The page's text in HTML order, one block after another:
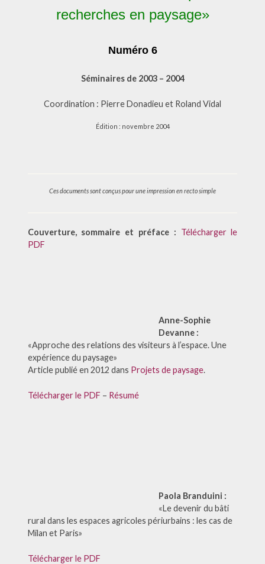
recherches en paysage»
Numéro 6
Séminaires de 2003 – 2004
Coordination : Pierre Donadieu et Roland Vidal
Édition : novembre 2004
Ces documents sont conçus pour une impression en recto simple
Couverture, sommaire et préface : Télécharger le
PDF
Anne-Sophie
Devanne :
«Approche des relations des visiteurs à l’espace. Une
expérience du paysage»
Article publié en 2012 dans Projets de paysage.
Télécharger le PDF – Résumé
Paola Branduini :
«Le devenir du bâti
rural dans les espaces agricoles périurbains : les cas de
Milan et Paris»
Télécharger le PDF